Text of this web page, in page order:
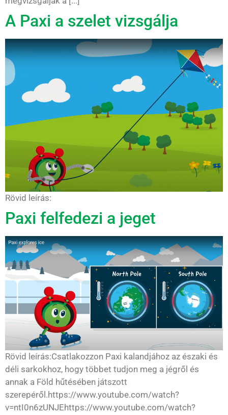
A Paxi a szelet vizsgálja
Rövid leírás:
Paxi felfedezi a jeget
Rövid leírás:Csatlakozzon Paxi kalandjához az északi és
déli sarkokhoz, hogy többet tudjon meg a jégről és
annak a Föld hűtésében játszott
szerepéről.https://www.youtube.com/watch?
v=ntI0n6zUNJEhttps://www.youtube.com/watch?